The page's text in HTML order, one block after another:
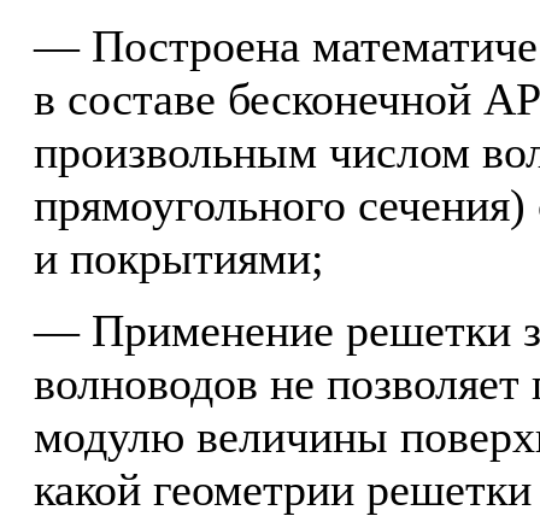
— Построена
в составе бесконечной
произвольным числом
прямоугольного
и покрытиями;
— Применение решетки
волноводов не
модулю величины
какой геометрии